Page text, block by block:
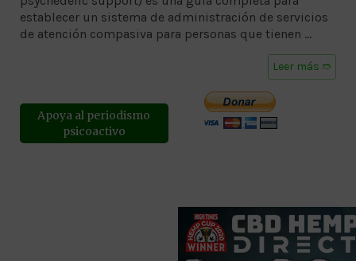
establecer un sistema de administración de servicios
de atención compasiva para personas que tienen …
Leer más ➱
Apoya al periodismo
psicoactivo